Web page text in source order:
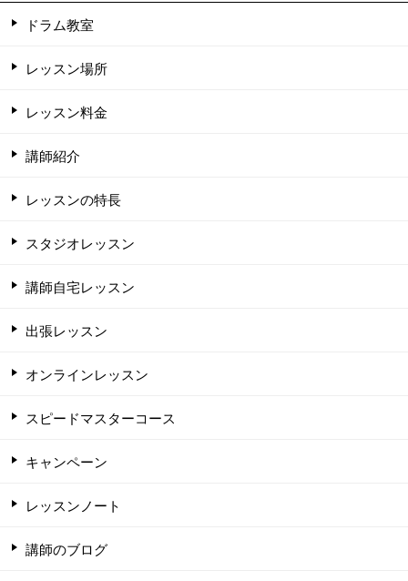
ドラム教室
レッスン場所
レッスン料金
講師紹介
レッスンの特長
スタジオレッスン
講師自宅レッスン
出張レッスン
オンラインレッスン
スピードマスターコース
キャンペーン
レッスンノート
講師のブログ